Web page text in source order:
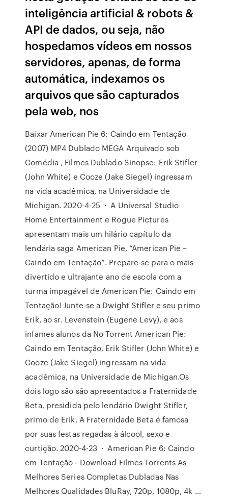
inteligência artificial & robots &
API de dados, ou seja, não
hospedamos vídeos em nossos
servidores, apenas, de forma
automática, indexamos os
arquivos que são capturados
pela web, nos
Baixar American Pie 6: Caindo em Tentação
(2007) MP4 Dublado MEGA Arquivado sob
Comédia , Filmes Dublado Sinopse: Erik Stifler
(John White) e Cooze (Jake Siegel) ingressam
na vida acadêmica, na Universidade de
Michigan. 2020-4-25 · A Universal Studio
Home Entertainment e Rogue Pictures
apresentam mais um hilário capítulo da
lendária saga American Pie, “American Pie –
Caindo em Tentação”. Prepare-se para o mais
divertido e ultrajante ano de escola com a
turma impagável de American Pie: Caindo em
Tentação! Junte-se a Dwight Stifler e seu primo
Erik, ao sr. Levenstein (Eugene Levy), e aos
infames alunos da No Torrent American Pie:
Caindo em Tentação, Erik Stifler (John White) e
Cooze (Jake Siegel) ingressam na vida
acadêmica, na Universidade de Michigan.Os
dois logo são são apresentados a Fraternidade
Beta, presidida pelo lendário Dwight Stifler,
primo de Erik. A Fraternidade Beta é famosa
por suas festas regadas à álcool, sexo e
curtição. 2020-4-23 · American Pie 6: Caindo
em Tentação - Download Filmes Torrents As
Melhores Series Completas Dubladas Nas
Melhores Qualidades BluRay, 720p, 1080p, 4k …